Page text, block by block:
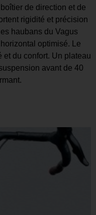
de direction et de
rigidité et précision
haubans du Vagus
optimisé. Le
et du confort. Un plateau
avant de 40